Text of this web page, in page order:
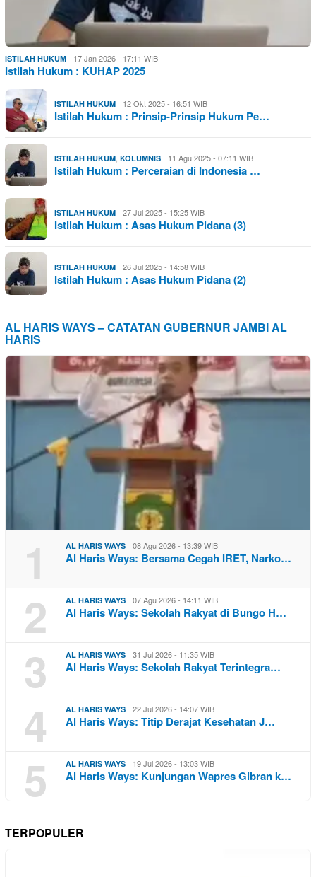
ISTILAH HUKUM 17 Jan 2026 - 17:11 WIB
Istilah Hukum : KUHAP 2025
ISTILAH HUKUM 12 Okt 2025 - 16:51 WIB
Istilah Hukum : Prinsip-Prinsip Hukum Pe…
ISTILAH HUKUM KOLUMNIS 11 Agu 2025 - 07:11 WIB
Istilah Hukum : Perceraian di Indonesia …
ISTILAH HUKUM 27 Jul 2025 - 15:25 WIB
Istilah Hukum : Asas Hukum Pidana (3)
ISTILAH HUKUM 26 Jul 2025 - 14:58 WIB
Istilah Hukum : Asas Hukum Pidana (2)
AL HARIS WAYS – CATATAN GUBERNUR JAMBI AL
HARIS
1 AL HARIS WAYS 08 Agu 2026 - 13:39 WIB
Al Haris Ways: Bersama Cegah IRET, Narko…
2 AL HARIS WAYS 07 Agu 2026 - 14:11 WIB
Al Haris Ways: Sekolah Rakyat di Bungo H…
3 AL HARIS WAYS 31 Jul 2026 - 11:35 WIB
Al Haris Ways: Sekolah Rakyat Terintegra…
4 AL HARIS WAYS 22 Jul 2026 - 14:07 WIB
Al Haris Ways: Titip Derajat Kesehatan J…
5 AL HARIS WAYS 19 Jul 2026 - 13:03 WIB
Al Haris Ways: Kunjungan Wapres Gibran k…
TERPOPULER